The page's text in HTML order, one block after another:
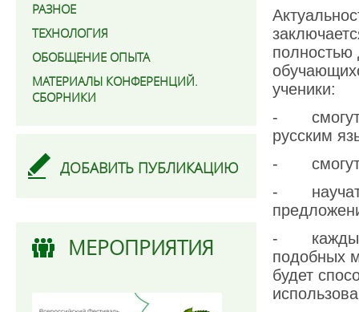
РАЗНОЕ
ТЕХНОЛОГИЯ
ОБОБЩЕНИЕ ОПЫТА
МАТЕРИАЛЫ КОНФЕРЕНЦИЙ.
СБОРНИКИ
ДОБАВИТЬ ПУБЛИКАЦИЮ
МЕРОПРИЯТИЯ
полностью
ученики:
- смогут
русским
- смогут
-
- каждый
подобных
будет